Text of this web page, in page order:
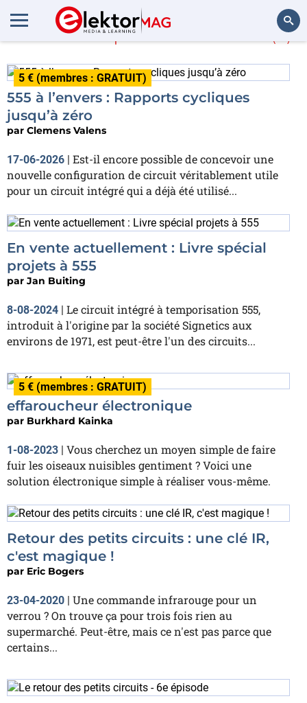
En savoir plus sur (9)
5 € (membres : GRATUIT)
555 à l’envers : Rapports cycliques
jusqu’à zéro
par Clemens Valens
17-06-2026 | Est-il encore possible de concevoir une
nouvelle configuration de circuit véritablement utile
pour un circuit intégré qui a déjà été utilisé...
En vente actuellement : Livre spécial
projets à 555
par Jan Buiting
8-08-2024 | Le circuit intégré à temporisation 555,
introduit à l'origine par la société Signetics aux
environs de 1971, est peut-être l'un des circuits...
5 € (membres : GRATUIT)
effaroucheur électronique
par Burkhard Kainka
1-08-2023
Vous cherchez un moyen simple de faire
fuir les oiseaux nuisibles gentiment ? Voici une
solution électronique simple à réaliser vous-même.
Retour des petits circuits : une clé IR,
c'est magique !
par Eric Bogers
23-04-2020 | Une commande infrarouge pour un
verrou ? On trouve ça pour trois fois rien au
supermarché. Peut-être, mais ce n'est pas parce que
certains...